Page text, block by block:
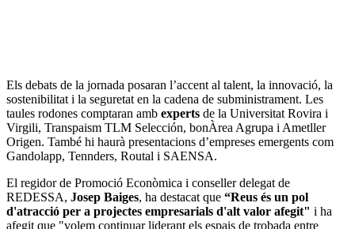
Els debats de la jornada posaran l’accent al talent, la innovació, la
sostenibilitat i la seguretat en la cadena de subministrament. Les
taules rodones comptaran amb experts de la Universitat Rovira i
Virgili, Transpaism TLM Selección, bonÀrea Agrupa i Ametller
Origen. També hi haurà presentacions d’empreses emergents com
Gandolapp, Tennders, Routal i SAENSA.
El regidor de Promoció Econòmica i conseller delegat de
REDESSA, Josep Baiges, ha destacat que “Reus és un pol
d'atracció per a projectes empresarials d'alt valor afegit" i ha
afegit que "volem continuar liderant els espais de trobada entre